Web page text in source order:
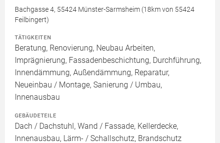
Bachgasse 4, 55424 Münster-Sarmsheim (18km von 55424
Feilbingert)
TÄTIGKEITEN
Beratung, Renovierung, Neubau Arbeiten,
Imprägnierung, Fassadenbeschichtung, Durchführung,
Innendämmung, Außendämmung, Reparatur,
Neueinbau / Montage, Sanierung / Umbau,
Innenausbau
GEBÄUDETEILE
Dach / Dachstuhl, Wand / Fassade, Kellerdecke,
Innenausbau, Lärm- / Schallschutz, Brandschutz